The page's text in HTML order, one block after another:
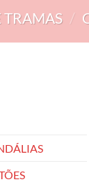
TRAMAS /